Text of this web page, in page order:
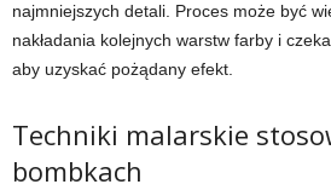
najmniejszych detali. Proces może być
nakładania kolejnych warstw farby i
aby uzyskać pożądany efekt.
Techniki malarskie
bombkach